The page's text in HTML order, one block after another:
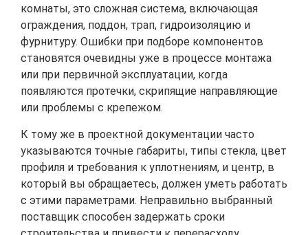
комнаты, это сложная система, включающая
ограждения, поддон, трап, гидроизоляцию и
фурнитуру. Ошибки при подборе компонентов
становятся очевидны уже в процессе монтажа
или при первичной эксплуатации, когда
появляются протечки, скрипящие направляющие
или проблемы с крепежом.
К тому же в проектной документации часто
указываются точные габариты, типы стекла, цвет
профиля и требования к уплотнениям, и центр, в
который вы обращаетесь, должен уметь работать
с этими параметрами. Неправильно выбранный
поставщик способен задержать сроки